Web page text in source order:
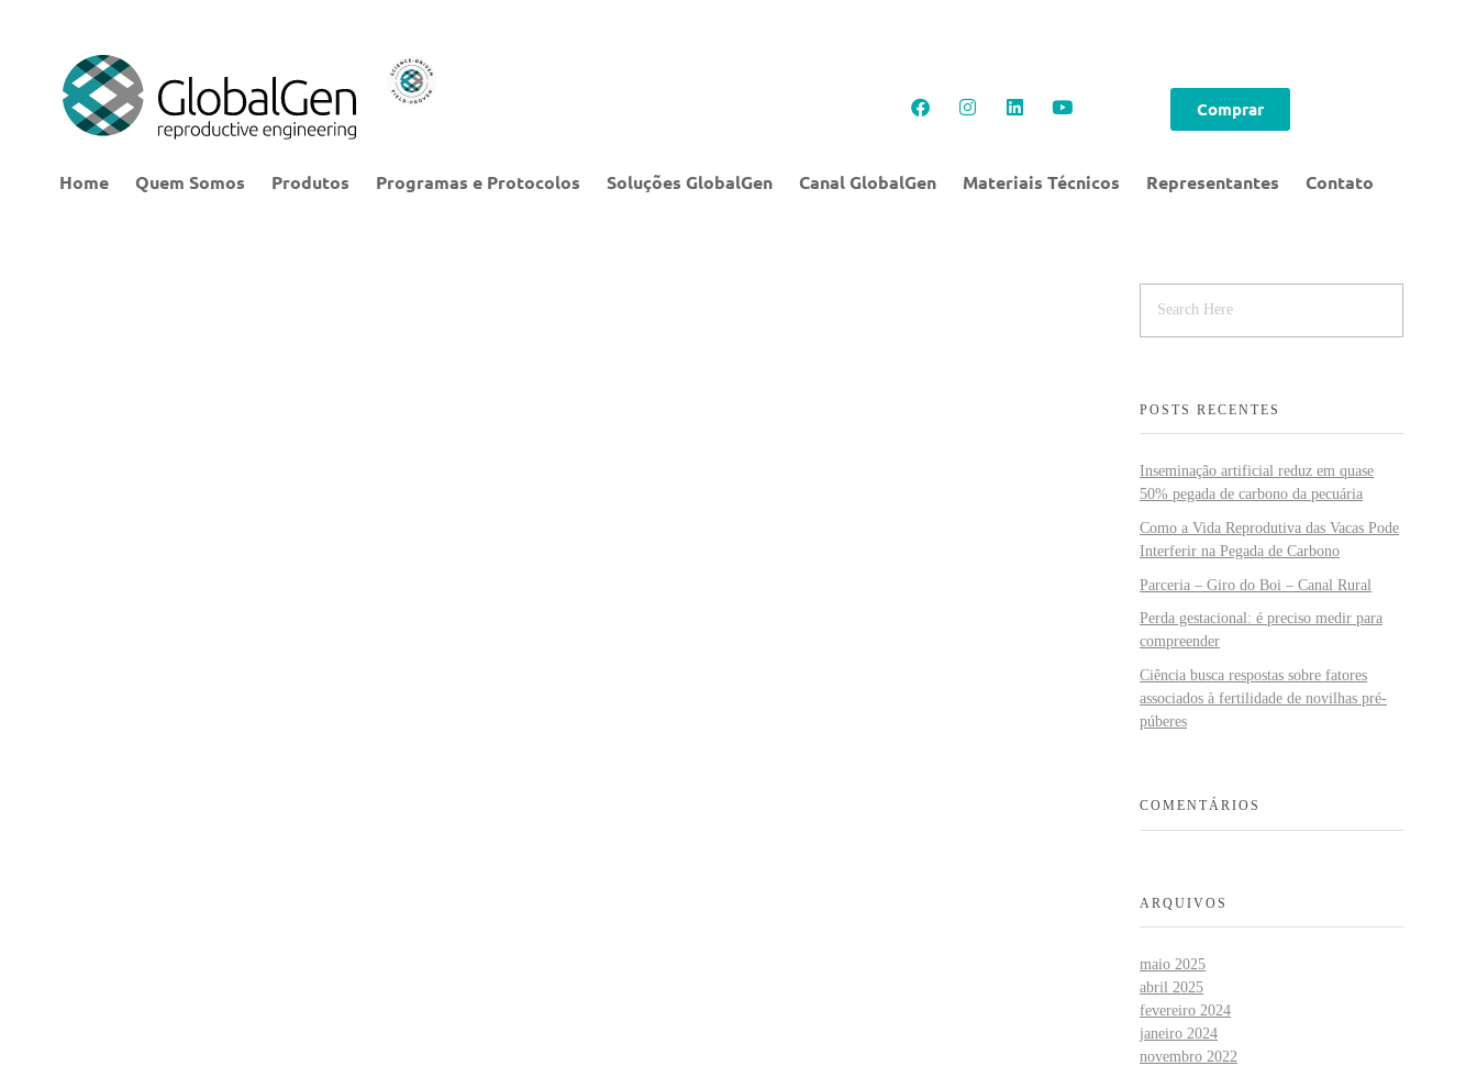
Comprar
Home Quem Somos Produtos Programas e Protocolos Soluções GlobalGen Canal GlobalGen Materiais Técnicos Representantes Contato
POSTS RECENTES
Inseminação artificial reduz em quase
50% pegada de carbono da pecuária
Como a Vida Reprodutiva das Vacas Pode
Interferir na Pegada de Carbono
Parceria – Giro do Boi – Canal Rural
Perda gestacional: é preciso medir para
compreender
Ciência busca respostas sobre fatores
associados à fertilidade de novilhas pré-
púberes
COMENTÁRIOS
ARQUIVOS
maio 2025
abril 2025
fevereiro 2024
janeiro 2024
novembro 2022